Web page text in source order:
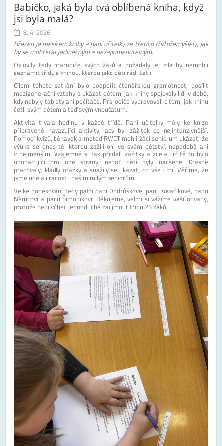
Babičko, jaká byla tvá oblíbená kniha, když
jsi byla malá?
8. 4. 2026
Březen je měsícem knihy a paní učitelky ze třetích tříd přemýšlely, jak
by se mohl stát jedinečným a nezapomenutelným.
Oslovily tedy prarodiče svých žáků a požádaly je, zda by nemohli
seznámit třídu s knihou, kterou jako děti rádi četli.
Cílem tohoto setkání bylo podpořit čtenářskou gramotnost, posílit
mezigenerační vztahy a ukázat dětem, jak knihy spojovaly lidi v době,
kdy nebyly tablety ani počítače. Prarodiče vypravovali o tom, jak knihu
četli svým dětem a teď svým vnoučatům.
Aktivita trvala hodinu v každé třídě. Paní učitelky měly ke knize
připravené navazující aktivity, aby byl zážitek co nejintenzivnější.
Pomocí kvízů, běhavek a metod RWCT mohli žáci seniorům ukázat, že
výuka se dnes té, kterou zažili oni ve svém dětství, nepodobá ani
v nejmenším. Vzájemně si tak předali zážitky a zcela určitě to bylo
obohacující pro obě strany, neboť děti byly nadšené. Krásně
pracovaly, kladly otázky a snažily se ukázat, co vše umí. Věříme, že
jsme udělali radost i našim milým seniorům.
Velké poděkování tedy patří paní Ondrůškové, paní Kovačíkové, panu
Němcovi a panu Šimoníkovi. Děkujeme, velmi si vážíme vaší odvahy,
protože není vůbec jednoduché zaujmout třídu 25 žáků.